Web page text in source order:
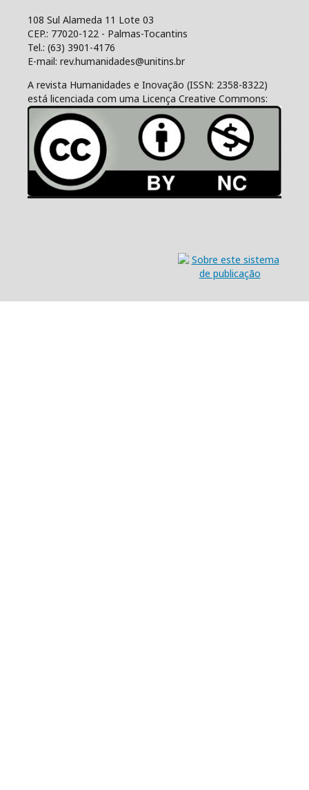
108 Sul Alameda 11 Lote 03
CEP.: 77020-122 - Palmas-Tocantins
Tel.: (63) 3901-4176
E-mail: rev.humanidades@unitins.br
A revista Humanidades e Inovação (ISSN: 2358-8322)
está licenciada com uma Licença Creative Commons: